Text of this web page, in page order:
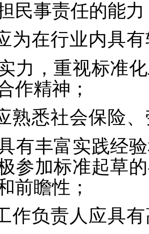
民事责任的能力
为在行业内具
力，重视标准
作精神；
熟悉社会保险
有丰富实践经
参加标准起草
前瞻性；
作负责人应具